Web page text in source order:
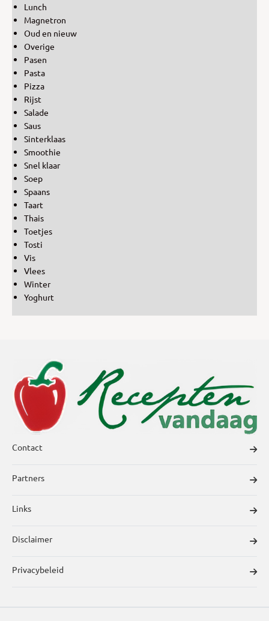
Lunch
Magnetron
Oud en nieuw
Overige
Pasen
Pasta
Pizza
Rijst
Salade
Saus
Sinterklaas
Smoothie
Snel klaar
Soep
Spaans
Taart
Thais
Toetjes
Tosti
Vis
Vlees
Winter
Yoghurt
Contact
Partners
Links
Disclaimer
Privacybeleid